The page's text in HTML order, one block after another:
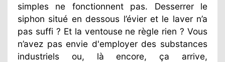
simples ne fonctionnent pas. Desserrer le
siphon situé en dessous l’évier et le laver n’a
pas suffi ? Et la ventouse ne règle rien ? Vous
n’avez pas envie d'employer des substances
industriels ou, là encore, ça arrive,